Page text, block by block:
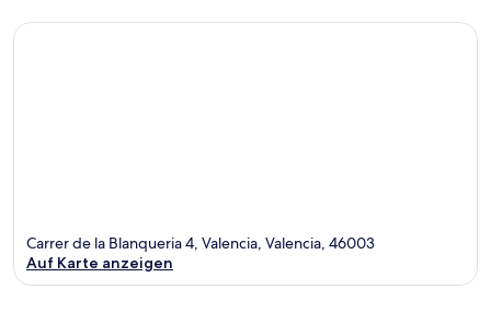
Carrer de la Blanqueria 4, Valencia, Valencia, 46003
Auf Karte anzeigen